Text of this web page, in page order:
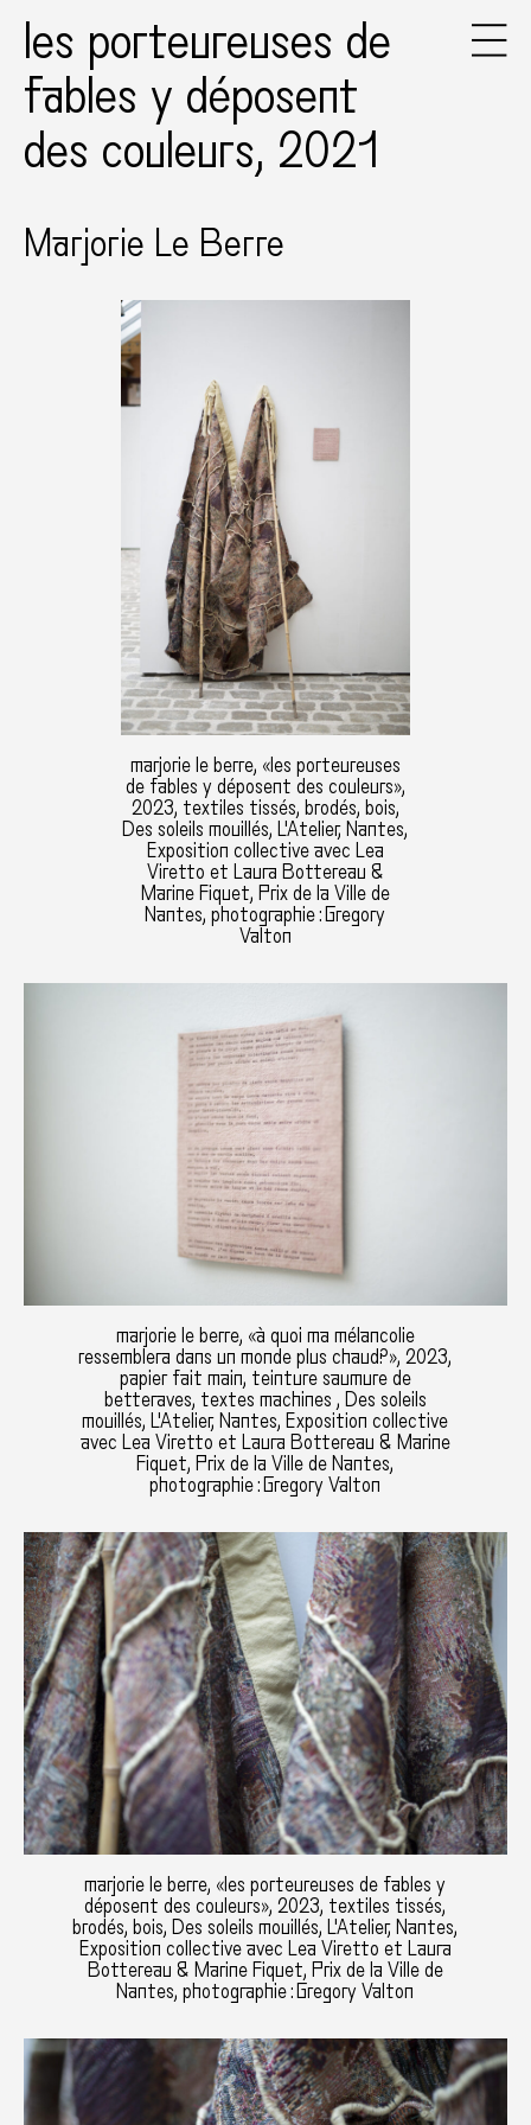
les porteureuses de
fables y déposent
des couleurs, 2021
Marjorie Le Berre
marjorie le berre, «les porteureuses
de fables y déposent des couleurs»,
2023, textiles tissés, brodés, bois,
Des soleils mouillés, L'Atelier, Nantes,
Exposition collective avec Lea
Viretto et Laura Bottereau &
Marine Fiquet, Prix de la Ville de
Nantes, photographie : Gregory
Valton
marjorie le berre, «à quoi ma mélancolie
ressemblera dans un monde plus chaud?», 2023,
papier fait main, teinture saumure de
betteraves, textes machines , Des soleils
mouillés, L'Atelier, Nantes, Exposition collective
avec Lea Viretto et Laura Bottereau & Marine
Fiquet, Prix de la Ville de Nantes,
photographie : Gregory Valton
marjorie le berre, «les porteureuses de fables y
déposent des couleurs», 2023, textiles tissés,
brodés, bois, Des soleils mouillés, L'Atelier, Nantes,
Exposition collective avec Lea Viretto et Laura
Bottereau & Marine Fiquet, Prix de la Ville de
Nantes, photographie : Gregory Valton